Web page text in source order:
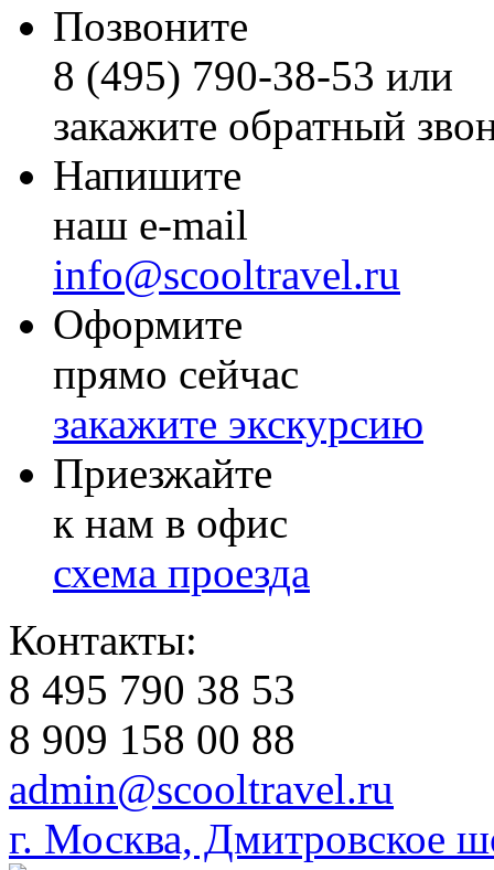
Позвоните
8 (495) 790-38-53 или
закажите обратный
Напишите
наш e-mail
info@scooltravel.ru
Оформите
прямо сейчас
закажите экскурсию
Приезжайте
к нам в офис
схема проезда
Контакты:
8 495 790 38 53
8 909 158 00 88
admin@scooltravel.ru
г. Москва, Дмитровское